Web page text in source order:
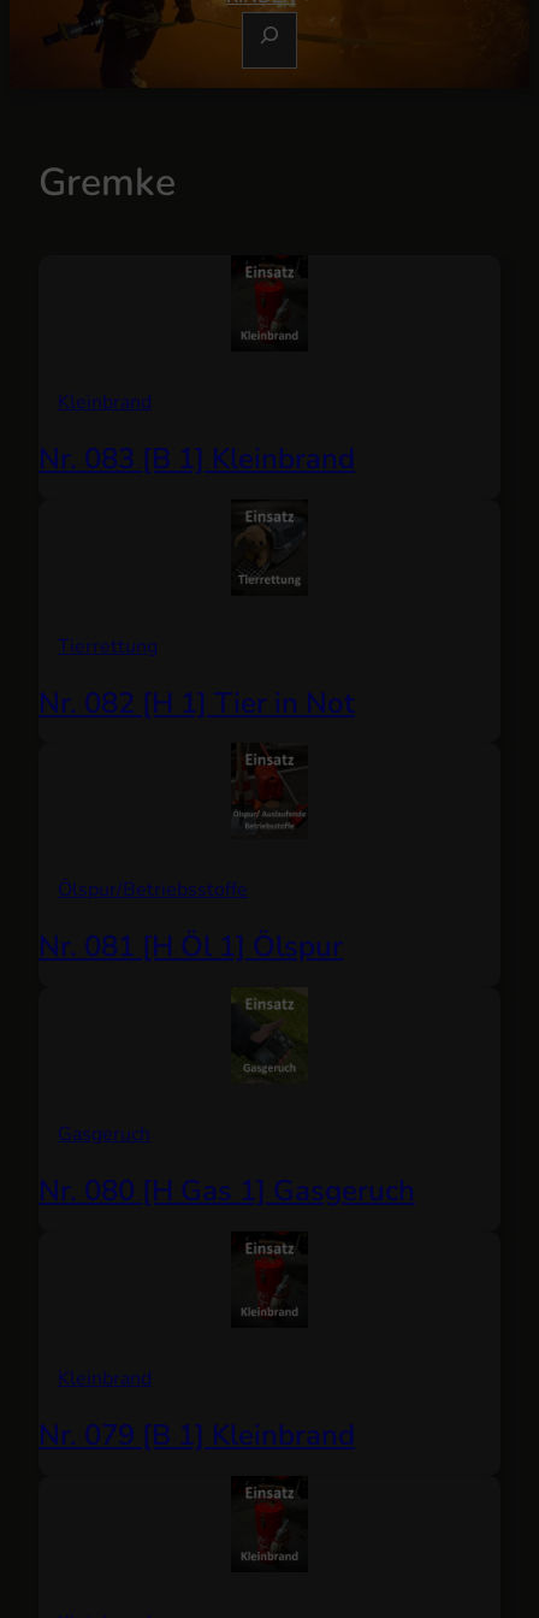
C
Gremke
Kleinbrand
Nr. 083 [B 1] Kleinbrand
Tierrettung
Nr. 082 [H 1] Tier in Not
Ölspur/Betriebsstoffe
Nr. 081 [H Öl 1] Ölspur
Gasgeruch
Nr. 080 [H Gas 1] Gasgeruch
Kleinbrand
Nr. 079 [B 1] Kleinbrand